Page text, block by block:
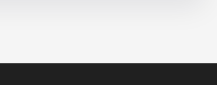
— подскажем ориентир по сроку и